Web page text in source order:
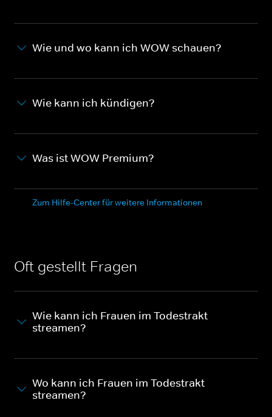
Wie und wo kann ich WOW schauen?
Wie kann ich kündigen?
Was ist WOW Premium?
Zum Hilfe-Center für weitere Informationen
Oft gestellt Fragen
Wie kann ich Frauen im Todestrakt
streamen?
Wo kann ich Frauen im Todestrakt
streamen?